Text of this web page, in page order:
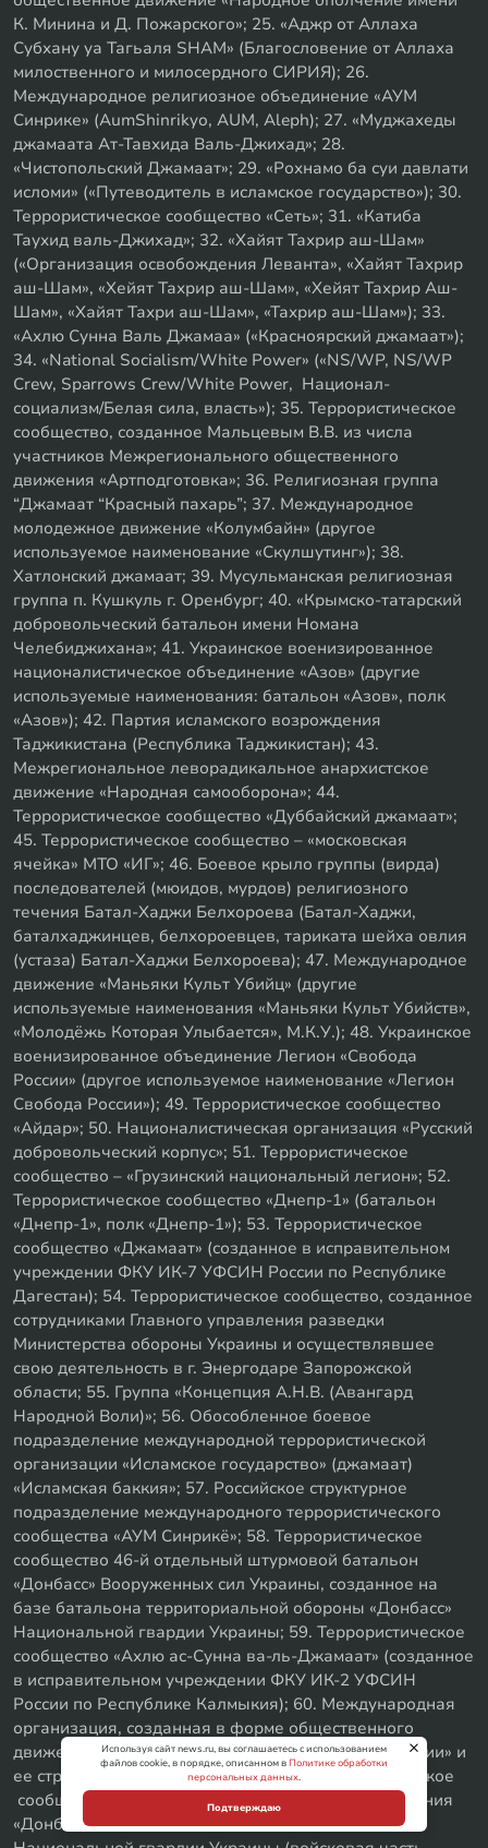
К. Минина и Д. Пожарского»; 25. «Аджр от Аллаха
Субхану уа Тагьаля SHAM» (Благословение от Аллаха
милоственного и милосердного СИРИЯ); 26.
Международное религиозное объединение «АУМ
Синрике» (AumShinrikyo, AUM, Aleph); 27. «Муджахеды
джамаата Ат-Тавхида Валь-Джихад»; 28.
«Чистопольский Джамаат»; 29. «Рохнамо ба суи давлати
исломи» («Путеводитель в исламское государство»); 30.
Террористическое сообщество «Сеть»; 31. «Катиба
Таухид валь-Джихад»; 32. «Хайят Тахрир аш-Шам»
(«Организация освобождения Леванта», «Хайят Тахрир
аш-Шам», «Хейят Тахрир аш-Шам», «Хейят Тахрир Аш-
Шам», «Хайят Тахри аш-Шам», «Тахрир аш-Шам»); 33.
«Ахлю Сунна Валь Джамаа» («Красноярский джамаат»);
34. «National Socialism/White Power» («NS/WP, NS/WP
Crew, Sparrows Crew/White Power, Национал-
социализм/Белая сила, власть»); 35. Террористическое
сообщество, созданное Мальцевым В.В. из числа
участников Межрегионального общественного
движения «Артподготовка»; 36. Религиозная группа
“Джамаат “Красный пахарь”; 37. Международное
молодежное движение «Колумбайн» (другое
используемое наименование «Скулшутинг»); 38.
Хатлонский джамаат; 39. Мусульманская религиозная
группа п. Кушкуль г. Оренбург; 40. «Крымско-татарский
добровольческий батальон имени Номана
Челебиджихана»; 41. Украинское военизированное
националистическое объединение «Азов» (другие
используемые наименования: батальон «Азов», полк
«Азов»); 42. Партия исламского возрождения
Таджикистана (Республика Таджикистан); 43.
Межрегиональное леворадикальное анархистское
движение «Народная самооборона»; 44.
Террористическое сообщество «Дуббайский джамаат»;
45. Террористическое сообщество – «московская
ячейка» МТО «ИГ»; 46. Боевое крыло группы (вирда)
последователей (мюидов, мурдов) религиозного
течения Батал-Хаджи Белхороева (Батал-Хаджи,
баталхаджинцев, белхороевцев, тариката шейха овлия
(устаза) Батал-Хаджи Белхороева); 47. Международное
движение «Маньяки Культ Убийц» (другие
используемые наименования «Маньяки Культ Убийств»,
«Молодёжь Которая Улыбается», М.К.У.); 48. Украинское
военизированное объединение Легион «Свобода
России» (другое используемое наименование «Легион
Свобода России»); 49. Террористическое сообщество
«Айдар»; 50. Националистическая организация «Русский
добровольческий корпус»; 51. Террористическое
сообщество – «Грузинский национальный легион»; 52.
Террористическое сообщество «Днепр-1» (батальон
«Днепр-1», полк «Днепр-1»); 53. Террористическое
сообщество «Джамаат» (созданное в исправительном
учреждении ФКУ ИК-7 УФСИН России по Республике
Дагестан); 54. Террористическое сообщество, созданное
сотрудниками Главного управления разведки
Министерства обороны Украины и осуществлявшее
свою деятельность в г. Энергодаре Запорожской
области; 55. Группа «Концепция А.Н.В. (Авангард
Народной Воли)»; 56. Обособленное боевое
подразделение международной террористической
организации «Исламское государство» (джамаат)
«Исламская баккия»; 57. Российское структурное
подразделение международного террористического
сообщества «АУМ Синрикё»; 58. Террористическое
сообщество 46-й отдельный штурмовой батальон
«Донбасс» Вооруженных сил Украины, созданное на
базе батальона территориальной обороны «Донбасс»
Национальной гвардии Украины; 59. Террористическое
сообщество «Ахлю ас-Сунна ва-ль-Джамаат» (созданное
в исправительном учреждении ФКУ ИК-2 УФСИН
России по Республике Калмыкия); 60. Международная
организация, созданная в форме общественного
движения, «Форум свободных государств постРоссии» и
ее структурные подразделения; 61. Террористическое
сообщество 2-ой батальон специального назначения
«Донбасс» 15-го отдельного Славянского полка
Используя сайт news.ru, вы соглашаетесь с использованием
файлов cookie, в порядке, описанном вПолитике обработки
персональных данных.
Подтверждаю